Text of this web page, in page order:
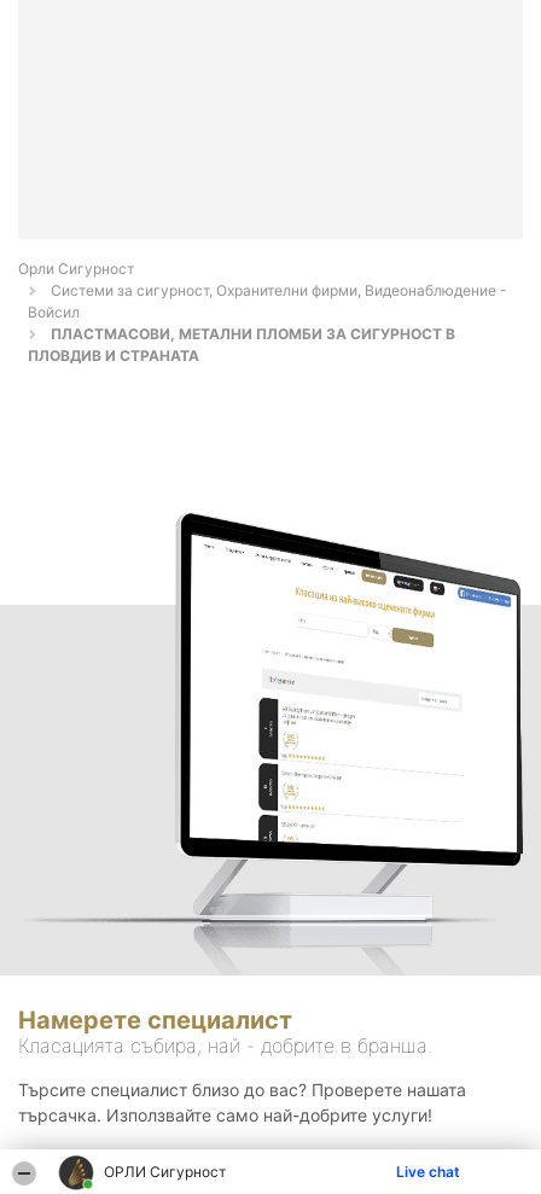
ОРЛИ Сигурност Live chat
Орли Сигурност
Системи за сигурност, Охранителни фирми, Видеонаблюдение -
Войсил
ПЛАСТМАСОВИ, МЕТАЛНИ ПЛОМБИ ЗА СИГУРНОСТ В
ПЛОВДИВ И СТРАНАТА
Намерете специалист
Класацията събира, най - добрите в бранша.
Търсите специалист близо до вас? Проверете нашата
търсачка. Използвайте само най-добрите услуги!